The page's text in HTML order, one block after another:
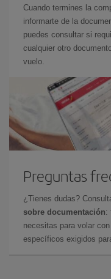
Cuando termines la
informarte de la
puedes consultar si
cualquier otro
vuelo.
Preguntas
¿Tienes dudas?
sobre documentación:
necesitas para volar
específicos exigidos